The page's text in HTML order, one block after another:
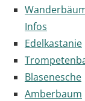
Infos
Edelkastanie
Blasenesche
Amberbaum